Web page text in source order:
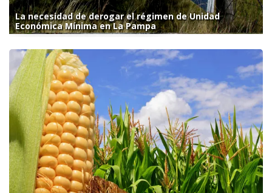
La necesidad de derogar el régimen de Unidad
Económica Mínima en La Pampa